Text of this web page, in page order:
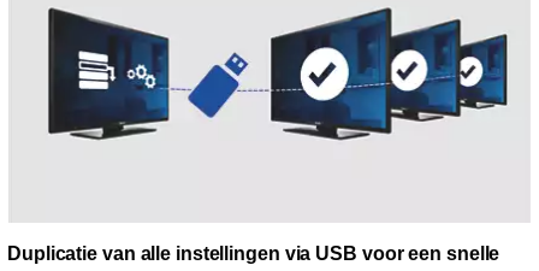
Duplicatie van alle instellingen via USB voor een snelle